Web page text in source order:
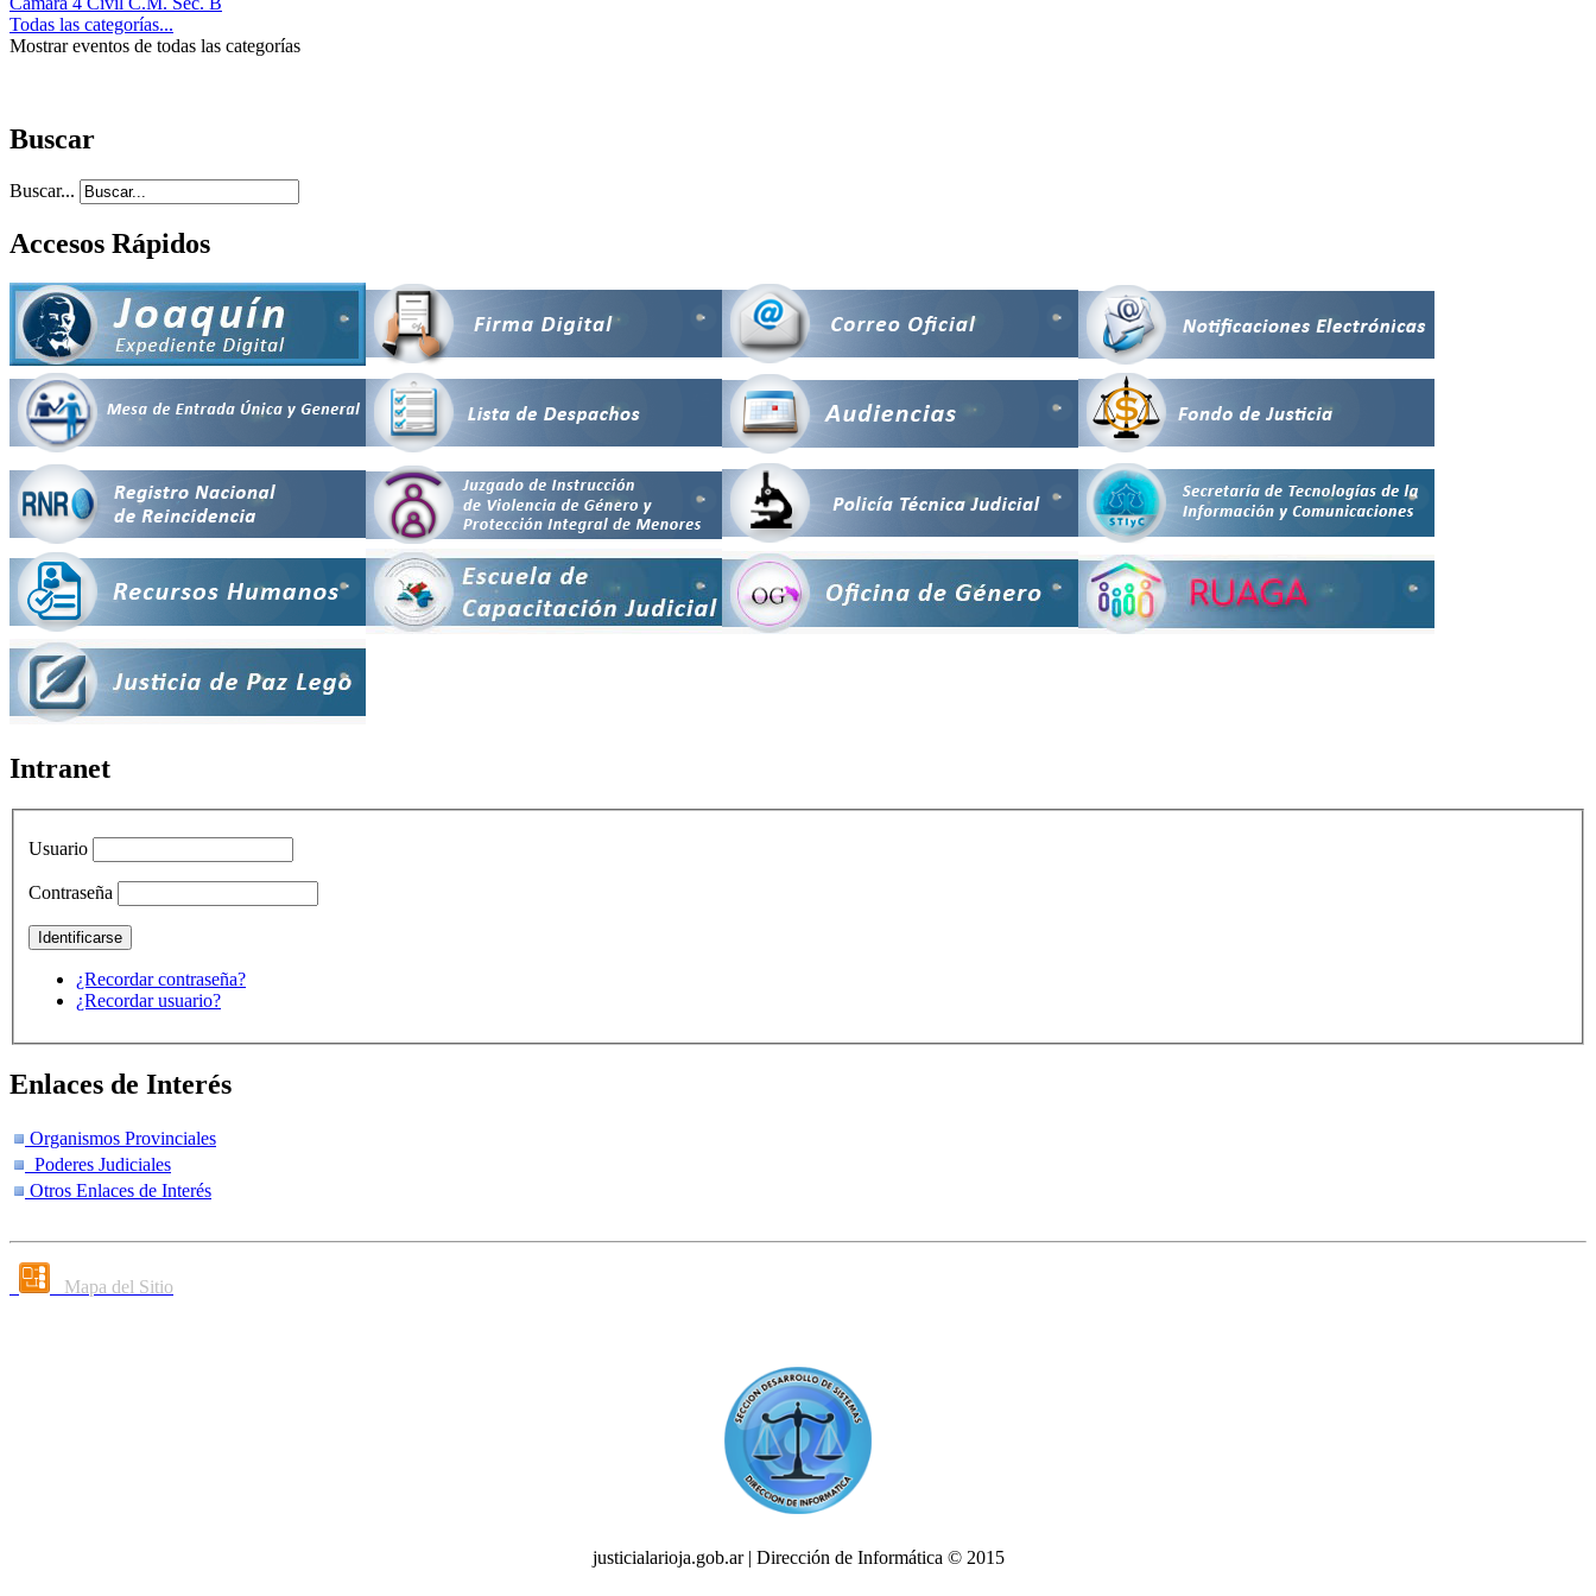
Todas las categorías...
Mostrar eventos de todas las categorías
Buscar
Buscar...
Accesos Rápidos
Intranet
Usuario
Contraseña
¿Recordar contraseña?
¿Recordar usuario?
Enlaces de Interés
Organismos Provinciales
Poderes Judiciales
Otros Enlaces de Interés
Mapa del Sitio
justicialarioja.gob.ar | Dirección de Informática © 2015